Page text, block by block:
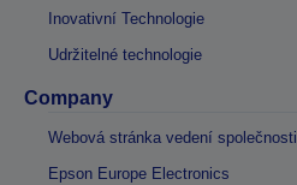
Inovativní Technologie
Udržitelné technologie
Company
Webová stránka vedení společnosti
Epson Europe Electronics